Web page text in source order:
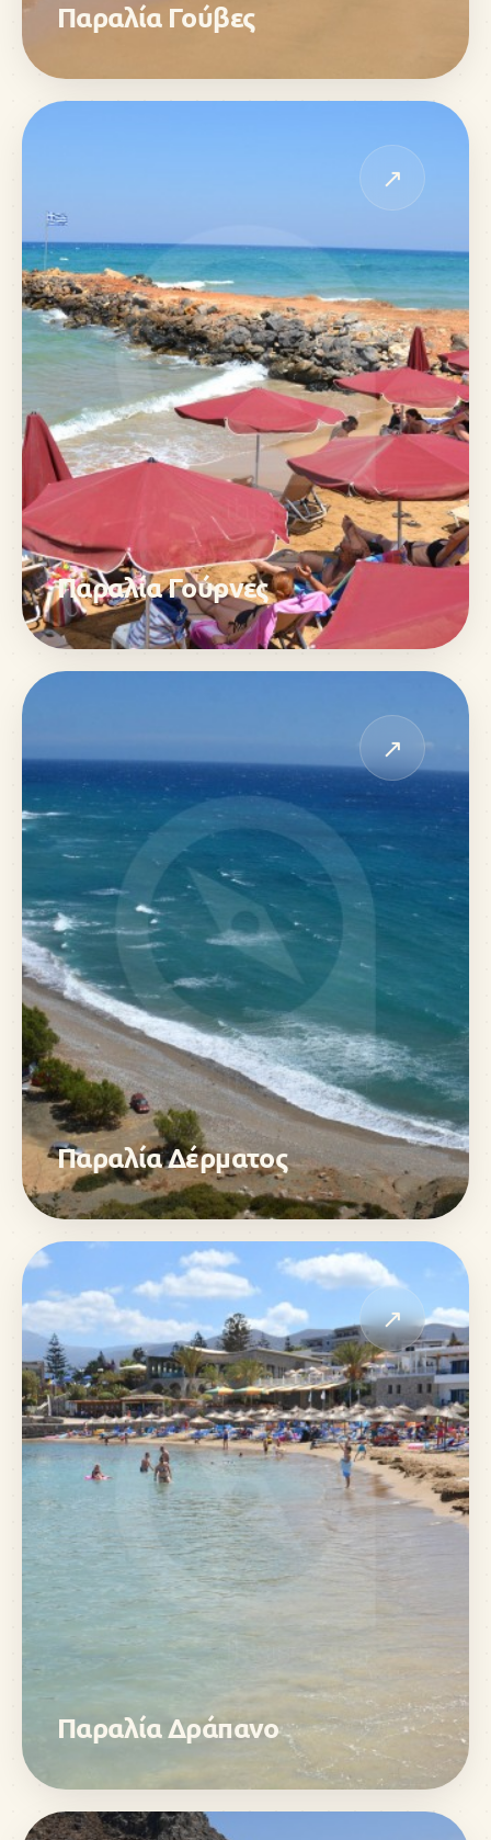
Παραλία Γούβες
↗
Παραλία Γούρνες
↗
Παραλία Δέρματος
↗
Παραλία Δράπανο